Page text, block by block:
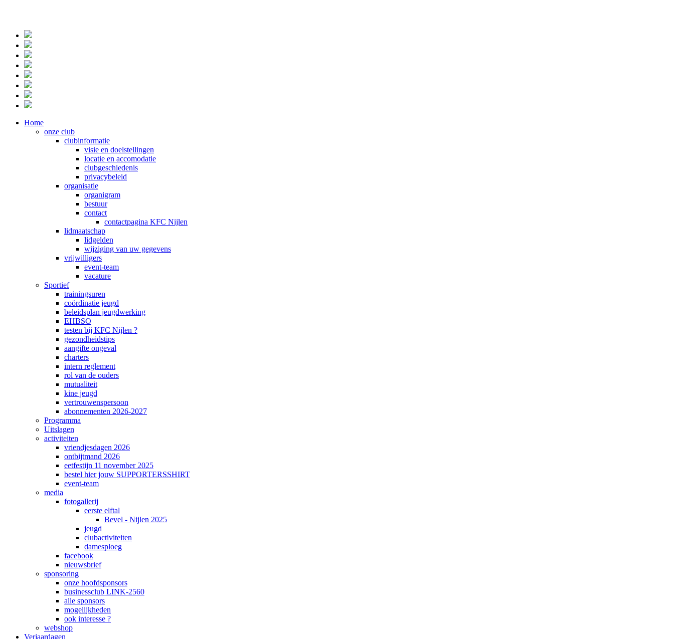
Home
onze club
clubinformatie
visie en doelstellingen
locatie en accomodatie
clubgeschiedenis
privacybeleid
organisatie
organigram
bestuur
contact
contactpagina KFC Nijlen
lidmaatschap
lidgelden
wijziging van uw gegevens
vrijwilligers
event-team
vacature
Sportief
trainingsuren
coördinatie jeugd
beleidsplan jeugdwerking
EHBSO
testen bij KFC Nijlen ?
gezondheidstips
aangifte ongeval
charters
intern reglement
rol van de ouders
mutualiteit
kine jeugd
vertrouwenspersoon
abonnementen 2026-2027
Programma
Uitslagen
activiteiten
vriendjesdagen 2026
ontbijtmand 2026
eetfestijn 11 november 2025
bestel hier jouw SUPPORTERSSHIRT
event-team
media
fotogallerij
eerste elftal
Bevel - Nijlen 2025
jeugd
clubactiviteiten
damesploeg
facebook
nieuwsbrief
sponsoring
onze hoofdsponsors
businessclub LINK-2560
alle sponsors
mogelijkheden
ook interesse ?
webshop
Verjaardagen